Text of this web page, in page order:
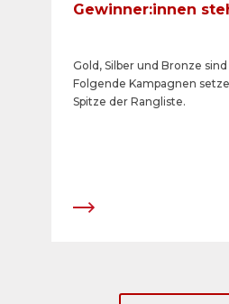
Gewinner:innen
Gold, Silber und Bronze
Folgende Kampagnen
Spitze der Rangliste.